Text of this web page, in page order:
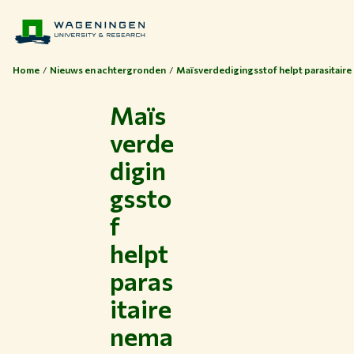
Home Nieuws en achtergronden Maïsverdedigingsstof helpt parasitaire
Maïs
verde
digin
gssto
f
helpt
paras
itaire
nema